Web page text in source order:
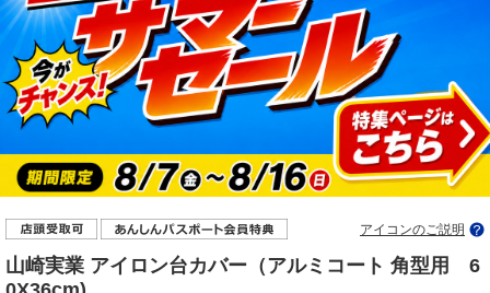
アイコンのご説明
山崎実業 アイロン台カバー（アルミコート 角型用 6